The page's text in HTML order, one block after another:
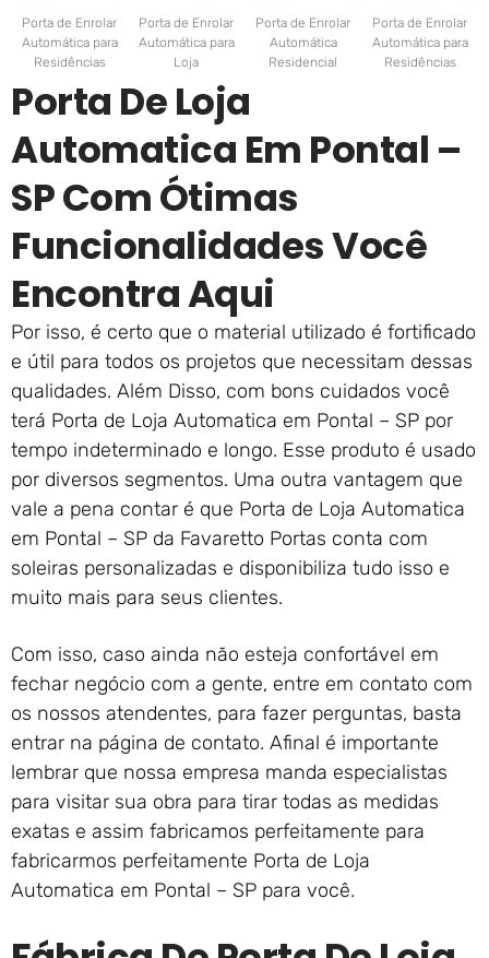
Porta de Enrolar
Automática para
Residências
Porta de Enrolar
Automática para
Loja
Porta de Enrolar
Automática
Residencial
Porta de Enrolar
Automática para
Residências
Porta De Loja
Automatica Em Pontal –
SP Com Ótimas
Funcionalidades Você
Encontra Aqui
Por isso, é certo que o material utilizado é fortificado
e útil para todos os projetos que necessitam dessas
qualidades. Além Disso, com bons cuidados você
terá Porta de Loja Automatica em Pontal – SP por
tempo indeterminado e longo. Esse produto é usado
por diversos segmentos. Uma outra vantagem que
vale a pena contar é que Porta de Loja Automatica
em Pontal – SP da Favaretto Portas conta com
soleiras personalizadas e disponibiliza tudo isso e
muito mais para seus clientes.
Com isso, caso ainda não esteja confortável em
fechar negócio com a gente, entre em contato com
os nossos atendentes, para fazer perguntas, basta
entrar na página de contato. Afinal é importante
lembrar que nossa empresa manda especialistas
para visitar sua obra para tirar todas as medidas
exatas e assim fabricamos perfeitamente para
fabricarmos perfeitamente Porta de Loja
Automatica em Pontal – SP para você.